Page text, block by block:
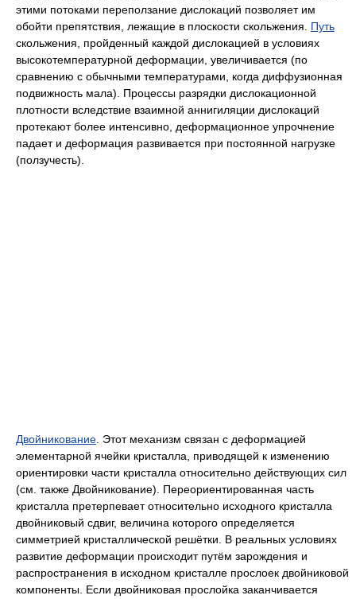
этими потоками переползание дислокаций позволяет им
обойти препятствия, лежащие в плоскости скольжения. Путь
скольжения, пройденный каждой дислокацией в условиях
высокотемпературной деформации, увеличивается (по
сравнению с обычными температурами, когда диффузионная
подвижность мала). Процессы разрядки дислокационной
плотности вследствие взаимной аннигиляции дислокаций
протекают более интенсивно, деформационное упрочнение
падает и деформация развивается при постоянной нагрузке
(ползучесть)
Двойникование . Этот механизм связан с деформацией
элементарной ячейки кристалла, приводящей к изменению
ориентировки части кристалла относительно действующих сил
(см. также Двойникование)
Переориентированная часть
кристалла претерпевает относительно исходного кристалла
двойниковый сдвиг, величина которого определяется
симметрией кристаллической решётки. В реальных условиях
развитие деформации происходит путём зарождения и
распространения в исходном кристалле прослоек двойниковой
компоненты. Если двойниковая прослойка заканчивается